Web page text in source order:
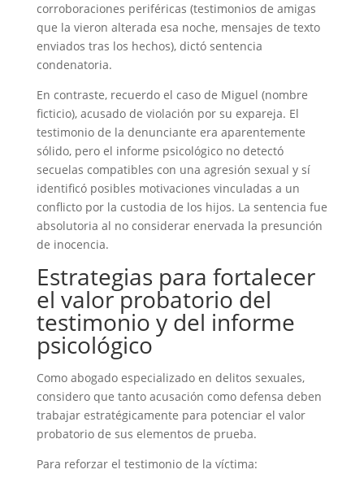
corroboraciones periféricas (testimonios de amigas
que la vieron alterada esa noche, mensajes de texto
enviados tras los hechos), dictó sentencia
condenatoria.
En contraste, recuerdo el caso de Miguel (nombre
ficticio), acusado de violación por su expareja. El
testimonio de la denunciante era aparentemente
sólido, pero el informe psicológico no detectó
secuelas compatibles con una agresión sexual y sí
identificó posibles motivaciones vinculadas a un
conflicto por la custodia de los hijos. La sentencia fue
absolutoria al no considerar enervada la presunción
de inocencia.
Estrategias para fortalecer
el valor probatorio del
testimonio y del informe
psicológico
Como abogado especializado en delitos sexuales,
considero que tanto acusación como defensa deben
trabajar estratégicamente para potenciar el valor
probatorio de sus elementos de prueba.
Para reforzar el testimonio de la víctima: